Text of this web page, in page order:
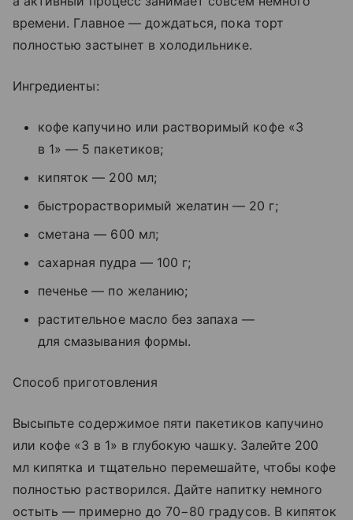
времени. Главное — дождаться, пока торт
полностью застынет в холодильнике.
Ингредиенты:
кофе капучино или растворимый кофе «3
в 1» — 5 пакетиков;
кипяток — 200 мл;
быстрорастворимый желатин — 20 г;
сметана — 600 мл;
сахарная пудра — 100 г;
печенье — по желанию;
растительное масло без запаха —
для смазывания формы.
Способ приготовления
Высыпьте содержимое пяти пакетиков капучино
или кофе «3 в 1» в глубокую чашку. Залейте 200
мл кипятка и тщательно перемешайте, чтобы кофе
полностью растворился. Дайте напитку немного
остыть — примерно до 70−80 градусов. В кипяток